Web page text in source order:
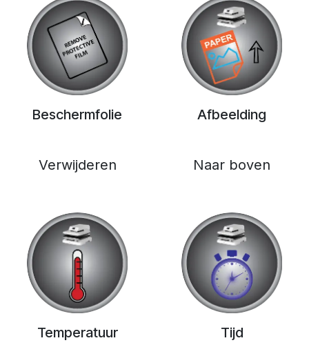
Beschermfolie
Verwijderen
Afbeelding
Naar boven
Temperatuur Tijd